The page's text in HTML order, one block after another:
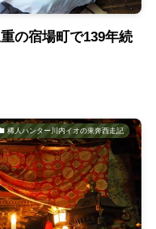
の宿場町で139年続
稀人ハンター川内イオの東奔西走記